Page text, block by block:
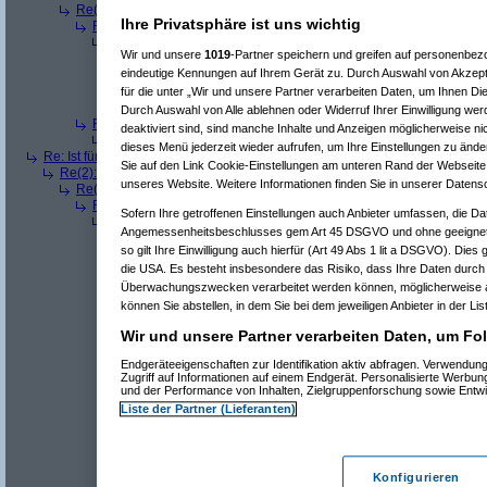
Re(3): Ist für mich ein Benzin- oder ein Dieselmotor geeigneter?
Re(4): Ist für mich ein Benzin- oder ein Dieselmotor geeigneter?
Re(6): Ist für mich ein Benzin- oder ein Dieselmotor
Re(7): Ist für mich ein Benzin- oder ein Dieselmotor
Re(6): Ist für mich ein Benzin- oder ein Dieselmotor
Re(7): Ist für mich ein Benzin- oder ein Dieselmotor
Re(4): Ist für mich ein Benzin- oder ein Dieselmotor geeigneter?(
Re(5): Ist für mich ein Benzin- oder ein Dieselmotor geeigneter?
Re: Ist für mich ein Benzin- oder ein Dieselmotor geeigneter?
Superfast
Re(2): Ist für mich ein Benzin- oder ein Dieselmotor geeigneter? (dizo
Re(3): Ist für mich ein Benzin- oder ein Dieselmotor geeigneter?(
Re(4): Ist für mich ein Benzin- oder ein Dieselmotor geeigneter?
(
Re(5): Ist für mich ein Benzin- oder ein Dieselmotor geeigneter?
Re(6): Ist für mich ein Benzin- oder ein Dieselmotor
Re(7): Ist für mich ein Benzin- oder ein Dieselmotor
Re(8): Ist für mich ein Benzin- oder ein Dieselmotor
Re(9): Ist für mich ein Benzin- oder ein Dieselmotor
Re(10): Ist für mich ein Benzin- oder ein
Re(11): Ist für mich ein Benzin- oder ein
Re(7): Ist für mich ein Benzin- oder ein Dieselmotor
Re(8): Ist für mich ein Benzin- oder ein Dieselmotor
Re(9): Ist für mich ein Benzin- oder ein Dieselmotor
Re(10): Ist für mich ein Benzin- oder ein
Re(14): Ist für mich ein Benzin- oder
Ihre Privatsphäre ist uns wichtig
Wir und unsere 1019-Partner speichern und greifen auf
eindeutige Kennungen auf Ihrem Gerät zu. Durch Auswahl von
für die unter „Wir und unsere Partner verarbeiten Daten, um Ihnen
Durch Auswahl von Alle ablehnen oder Widerruf Ihrer Einwilligung
deaktiviert sind, sind manche Inhalte und Anzeigen möglicherweise
dieses Menü jederzeit wieder aufrufen, um Ihre Einstellungen zu
Sie auf den Link Cookie-Einstellungen am unteren Rand der
unseres Website. Weitere Informationen finden Sie in unserer
Sofern Ihre getroffenen Einstellungen auch Anbieter umfassen, die
Angemessenheitsbeschlusses gem Art 45 DSGVO und ohne
so gilt Ihre Einwilligung auch hierfür (Art 49 Abs 1 lit a DSGVO). Dies
die USA. Es besteht insbesondere das Risiko, dass Ihre Daten
Überwachungszwecken verarbeitet werden können,
können Sie abstellen, in dem Sie bei dem jeweiligen Anbieter in der
Wir und unsere Partner verarbeiten Daten, um
Endgeräteeigenschaften zur Identifikation aktiv abfragen.
Zugriff auf Informationen auf einem Endgerät. Personalisierte
und der Performance von Inhalten, Zielgruppenforschung sowie
Liste der Partner (Lieferanten)
Konfigurieren